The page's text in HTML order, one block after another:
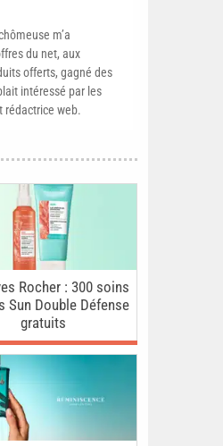
m’a
du net, aux
offerts, gagné des
intéressé par les
rédactrice web.
Rocher : 300 soins
Sun Double Défense
gratuits